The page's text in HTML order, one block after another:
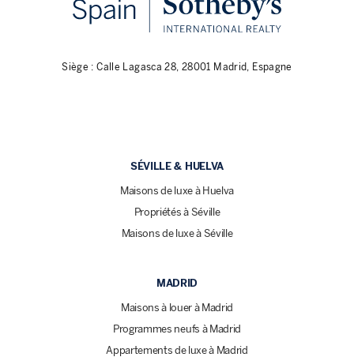
Siège : Calle Lagasca 28, 28001 Madrid, Espagne
SÉVILLE & HUELVA
Maisons de luxe à Huelva
Propriétés à Séville
Maisons de luxe à Séville
MADRID
Maisons à louer à Madrid
Programmes neufs à Madrid
Appartements de luxe à Madrid